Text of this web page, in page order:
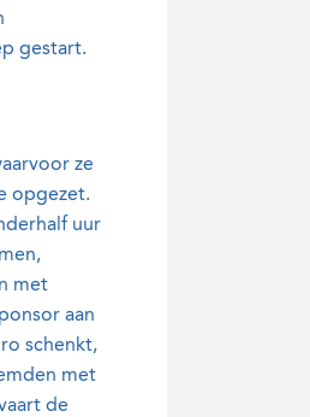
gestart.
ze
opgezet.
uur
met
aan
schenkt,
met
de